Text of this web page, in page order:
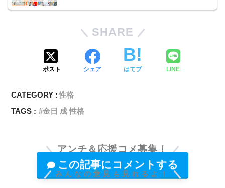
SHARE
ポスト シェア はてブ LINE
CATEGORY :性格
TAGS :
金日 成 性格
アンチ＆応援コメ募集！
この記事にコメントする
みんなの意見も見れるよ！